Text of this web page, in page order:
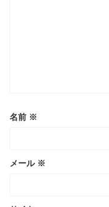
名前 ※
メール ※